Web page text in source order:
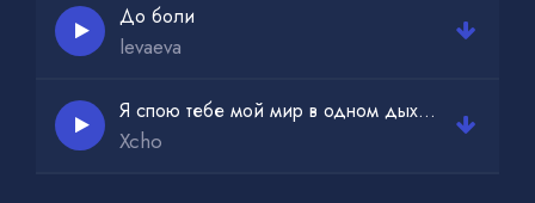
До боли
levaeva
Я спою тебе мой мир в одном дыхании
Xcho